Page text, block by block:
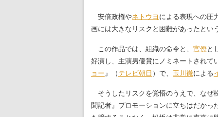
安倍政権やネトウヨによる表現への圧
画には大きなリスクと困難があったという
この作品では、組織の命令と、 官僚と
好演し、主演男優賞にノミネートされて
ョー 』（テレビ朝日 ）で、 玉川徹による
そうしたリスクを覚悟のうえで、なぜ
聞記者』プロモーションに立ちはだかっ